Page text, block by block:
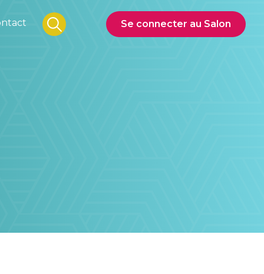
Se connecter au Salon